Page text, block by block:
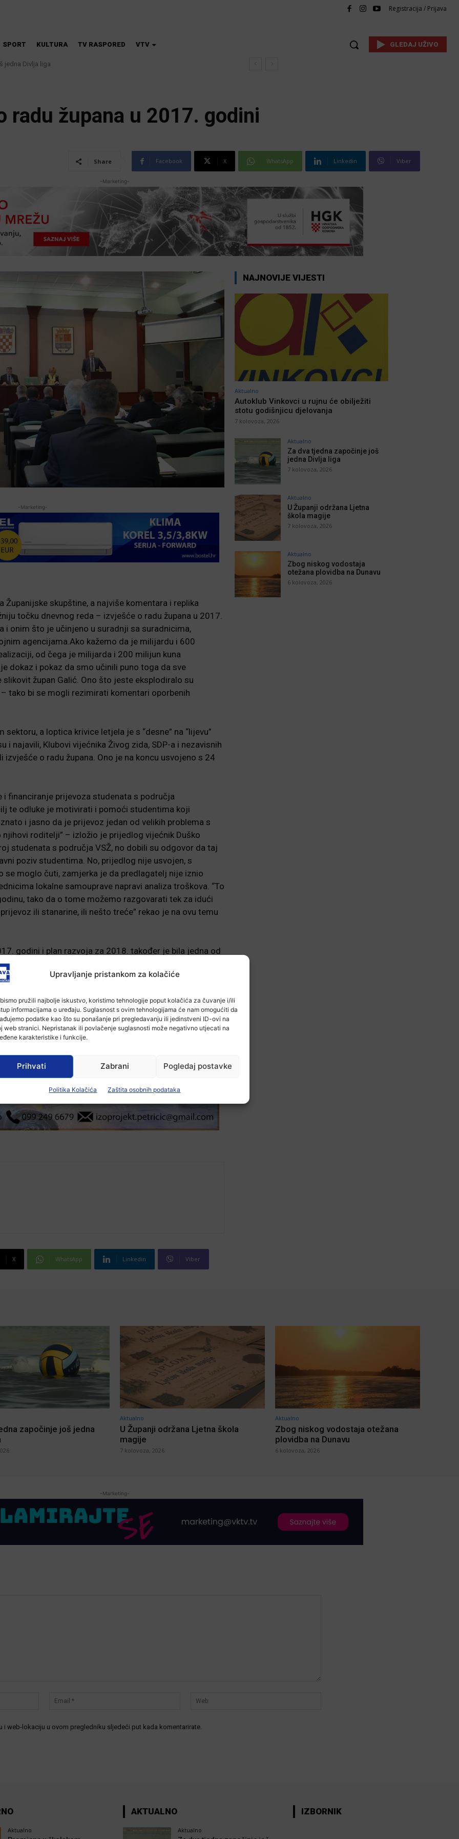
Upravljanje pristankom za kolačiće
pružili najbolje iskustvo, koristimo tehnologije poput kolačića za čuvanje i/ili
informacijama o uređaju. Suglasnost s ovim tehnologijama će nam omogućiti da
podatke kao što su ponašanje pri pregledavanju ili jedinstveni ID-ovi na
web stranici. Nepristanak ili povlačenje suglasnosti može negativno utjecati na
karakteristike i funkcije.
Prihvati Zabrani Pogledaj postavke
Politika Kolačića Zaštita osobnih podataka
Registracija / Prijava
SPORT KULTURA TV RASPORED VTV
Divlja liga
škola magije
GLEDAJ UŽIVO
radu župana u 2017. godini
Share Facebook X WhatsApp Linkedin Viber
-Marketing-
-Marketing-
skupštine, a najviše komentara i replika
točku dnevnog reda – izvješće o radu župana u 2017.
i onim što je učinjeno u suradnji sa suradnicima,
agencijama.Ako kažemo da je milijardu i 600
od čega je milijarda i 200 milijun kuna
dokaz i pokaz da smo učinili puno toga da sve
župan Galić. Ono što jeste eksplodiralo su
tako bi se mogli rezimirati komentari oporbenih
a loptica krivice letjela je s “desne” na “lijevu”
i najavili, Klubovi vijećnika Živog zida, SDP-a i nezavisnih
o radu župana. Ono je na koncu usvojeno s 24
i financiranje prijevoza studenata s područja
te odluke je motivirati i pomoći studentima koji
i jasno da je prijevoz jedan od velikih problema s
roditelji” – izložio je prijedlog vijećnik Duško
studenata s područja VSŽ, no dobili su odgovor da taj
poziv studentima. No, prijedlog nije usvojen, s
se moglo čuti, zamjerka je da predlagatelj nije iznio
lokalne samouprave napravi analiza troškova. “To
tako da o tome možemo razgovarati tek za idući
ili stanarine, ili nešto treće” rekao je na ovu temu
godini i plan razvoja za 2018. također je bila jedna od
prošle godine usmjerio na provedbu sufinanciranih
je nedstojala, istaknuto je. Ostale točke dnevnog reda
i odluke tehničke prirode, a podržani su i
decentraliziranih funkcija za zdravstvene
i financijskih rashoda centara za socijalnu skrb i
i prijedlog odluke o osnivanju i imenovanju Županijskog
za ljudska prava.
X WhatsApp Linkedin Viber
NAJNOVIJE VIJESTI
Aktualno
Autoklub Vinkovci u rujnu će obilježiti
stotu godišnjicu djelovanja
7 kolovoza, 2026
Aktualno
Za dva tjedna započinje još
jedna Divlja liga
7 kolovoza, 2026
Aktualno
U Županji održana Ljetna
škola magije
7 kolovoza, 2026
Aktualno
Zbog niskog vodostaja
otežana plovidba na Dunavu
6 kolovoza, 2026
započinje još jedna
Aktualno
U Županji održana Ljetna škola
magije
7 kolovoza, 2026
Aktualno
Zbog niskog vodostaja otežana
plovidba na Dunavu
6 kolovoza, 2026
-Marketing-
Ime:*
Email:*
i web-lokaciju u ovom pregledniku sljedeći put kada komentarirate.
Aktualno
AKTUALNO
Aktualno
IZBORNIK